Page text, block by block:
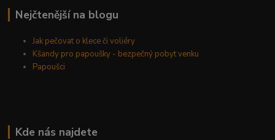
Nejčtenější na blogu
Jak pečovat o klece či voliéry
Kšandy pro papoušky - bezpečný pobyt venku
Papoušci
Kde nás najdete